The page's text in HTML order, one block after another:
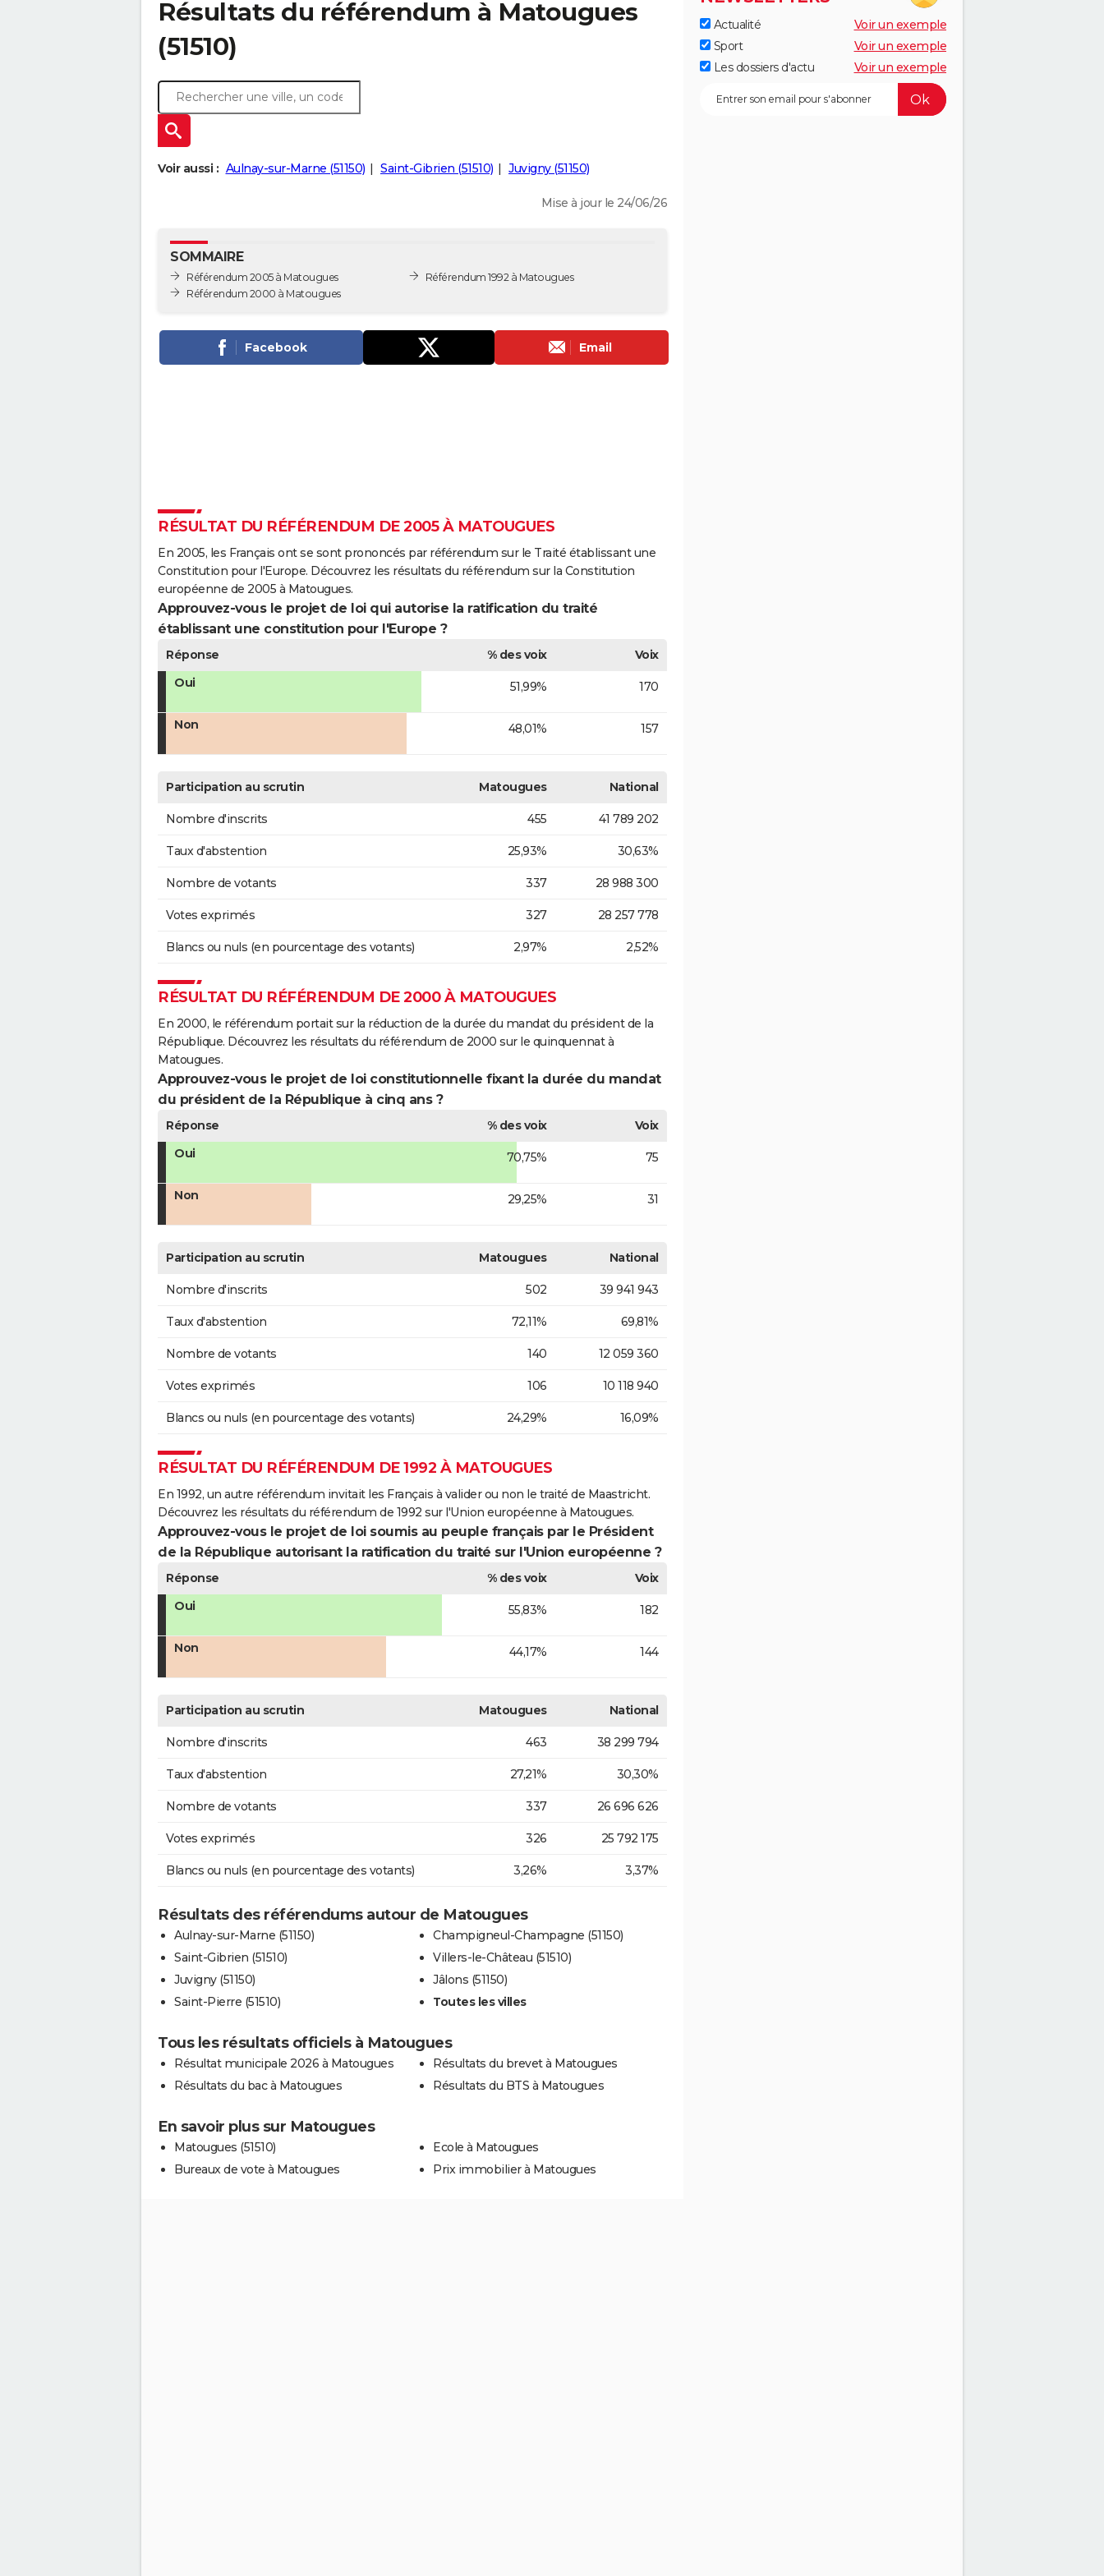
Résultats du référendum à Matougues
(51510)
Voir aussi : Aulnay-sur-Marne (51150) Saint-Gibrien (51510) Juvigny (51150)
Mise à jour le 24/06/26
SOMMAIRE
Référendum 2005 à Matougues
Référendum 2000 à Matougues
Référendum 1992 à Matougues
Facebook Email
RÉSULTAT DU RÉFÉRENDUM DE 2005 À MATOUGUES
En 2005, les Français ont se sont prononcés par référendum sur le Traité établissant une
Constitution pour l'Europe. Découvrez les résultats du référendum sur la Constitution
européenne de 2005 à Matougues.
Approuvez-vous le projet de loi qui autorise la ratification du traité
établissant une constitution pour l'Europe ?
Réponse % des voix
Voix
Oui
51,99% 170
Non 48,01% 157
Participation au scrutin Matougues National
Nombre d'inscrits 455 41 789 202
Taux d'abstention 25,93% 30,63%
Nombre de votants 337 28 988 300
Votes exprimés 327 28 257 778
Blancs ou nuls (en pourcentage des votants) 2,97% 2,52%
RÉSULTAT DU RÉFÉRENDUM DE 2000 À MATOUGUES
En 2000, le référendum portait sur la réduction de la durée du mandat du président de la
République. Découvrez les résultats du référendum de 2000 sur le quinquennat à
Matougues.
Approuvez-vous le projet de loi constitutionnelle fixant la durée du mandat
du président de la République à cinq ans ?
Réponse % des voix
Voix
Oui
70,75% 75
Non 29,25% 31
Participation au scrutin Matougues National
Nombre d'inscrits 502 39 941 943
Taux d'abstention 72,11% 69,81%
Nombre de votants 140 12 059 360
Votes exprimés 106 10 118 940
Blancs ou nuls (en pourcentage des votants) 24,29% 16,09%
RÉSULTAT DU RÉFÉRENDUM DE 1992 À MATOUGUES
En 1992, un autre référendum invitait les Français à valider ou non le traité de Maastricht.
Découvrez les résultats du référendum de 1992 sur l'Union européenne à Matougues.
Approuvez-vous le projet de loi soumis au peuple français par le Président
de la République autorisant la ratification du traité sur l'Union européenne ?
Réponse % des voix
Voix
Oui
55,83% 182
Non 44,17% 144
Participation au scrutin Matougues National
Nombre d'inscrits 463 38 299 794
Taux d'abstention 27,21% 30,30%
Nombre de votants 337 26 696 626
Votes exprimés 326 25 792 175
Blancs ou nuls (en pourcentage des votants) 3,26% 3,37%
Résultats des référendums autour de Matougues
Aulnay-sur-Marne (51150)
Saint-Gibrien (51510)
Juvigny (51150)
Saint-Pierre (51510)
Champigneul-Champagne (51150)
Villers-le-Château (51510)
Jâlons (51150)
Toutes les villes
Tous les résultats officiels à Matougues
Résultat municipale 2026 à Matougues
Résultats du bac à Matougues
Résultats du brevet à Matougues
Résultats du BTS à Matougues
En savoir plus sur Matougues
Matougues (51510)
Bureaux de vote à Matougues
Ecole à Matougues
Prix immobilier à Matougues
Actualité
Voir un exemple
Sport
Voir un exemple
Les dossiers d'actu
Voir un exemple